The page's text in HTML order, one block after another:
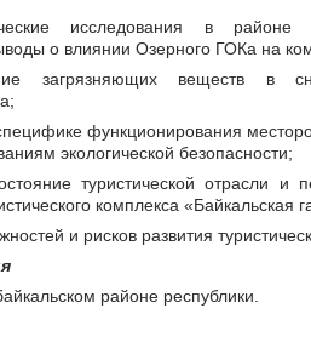
исследования в районе
о влиянии Озерного ГОКа на
загрязняющих веществ в
функционирования
экологической безопасности;
туристической отрасли и
комплекса «Байкальская
и рисков развития
районе республики.